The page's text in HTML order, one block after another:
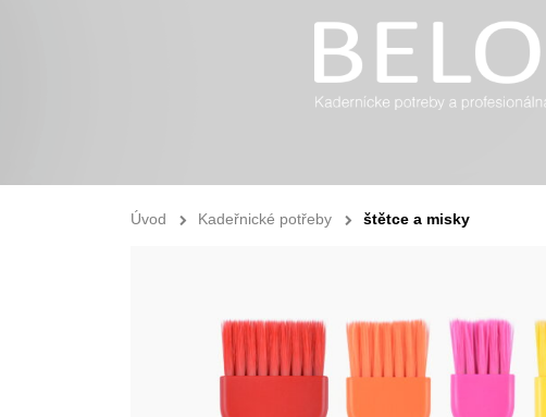
Úvod Kadeřnické potřeby štětce a misky